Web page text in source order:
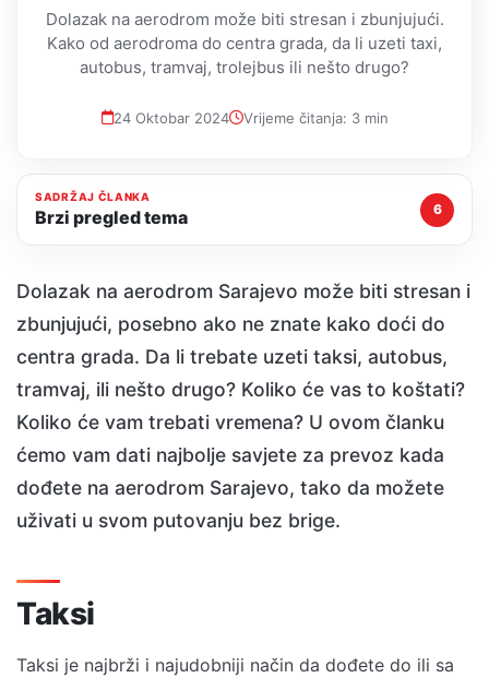
Dolazak na aerodrom može biti stresan i zbunjujući.
Kako od aerodroma do centra grada, da li uzeti taxi,
autobus, tramvaj, trolejbus ili nešto drugo?
24 Oktobar 2024 Vrijeme čitanja: 3 min
SADRŽAJ ČLANKA
Brzi pregled tema 6
Dolazak na aerodrom Sarajevo može biti stresan i
zbunjujući, posebno ako ne znate kako doći do
centra grada. Da li trebate uzeti taksi, autobus,
tramvaj, ili nešto drugo? Koliko će vas to koštati?
Koliko će vam trebati vremena? U ovom članku
ćemo vam dati najbolje savjete za prevoz kada
dođete na aerodrom Sarajevo, tako da možete
uživati u svom putovanju bez brige.
Taksi
Taksi je najbrži i najudobniji način da dođete do ili sa